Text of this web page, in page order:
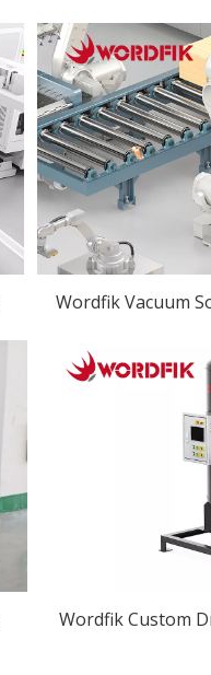
Wordfik Vacuum
Wordfik Custom